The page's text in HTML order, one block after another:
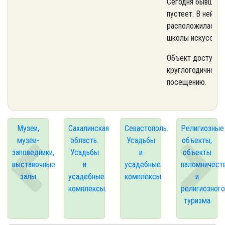
пустеет. В ней
расположилась
школы искусств.
Объект доступен
круглогодичному
посещению.
Музеи,
музеи-
заповедники,
выставочные
залы
Сахалинская
область.
Усадьбы
и
усадебные
комплексы.
Севастополь.
Усадьбы
и
усадебные
комплексы.
Религиозные
объекты,
объекты
и
религиозного
туризма